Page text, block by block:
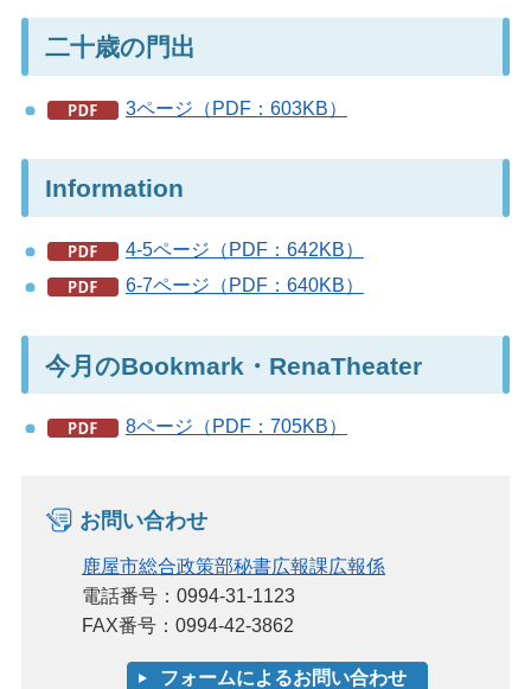
二十歳の門出
3ページ（PDF：603KB）
Information
4-5ページ（PDF：642KB）
6-7ページ（PDF：640KB）
今月のBookmark・RenaTheater
8ページ（PDF：705KB）
お問い合わせ
鹿屋市総合政策部秘書広報課広報係
電話番号：0994-31-1123
FAX番号：0994-42-3862